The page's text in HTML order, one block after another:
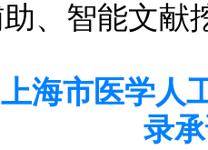
、智能文献
上海市医学人
录